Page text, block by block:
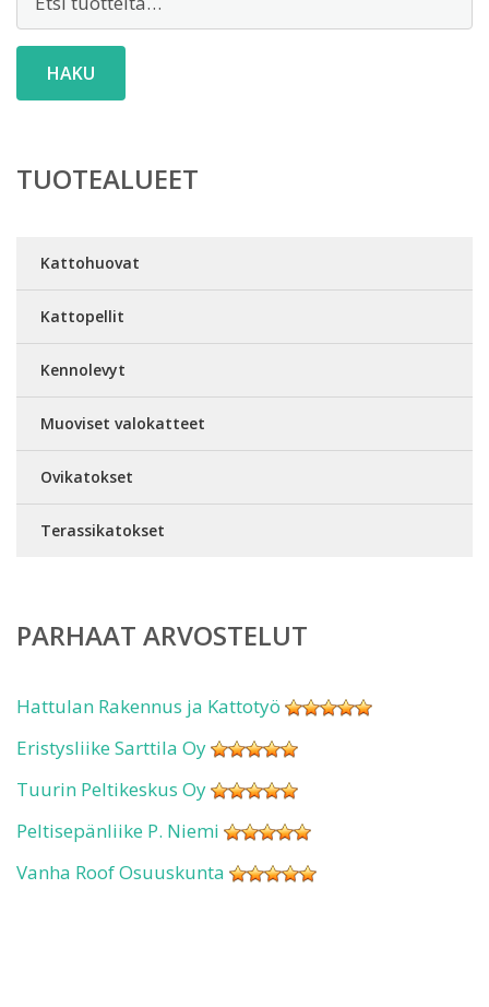
HAKU
TUOTEALUEET
Kattohuovat
Kattopellit
Kennolevyt
Muoviset valokatteet
Ovikatokset
Terassikatokset
PARHAAT ARVOSTELUT
Hattulan Rakennus ja Kattotyö
Eristysliike Sarttila Oy
Tuurin Peltikeskus Oy
Peltisepänliike P. Niemi
Vanha Roof Osuuskunta